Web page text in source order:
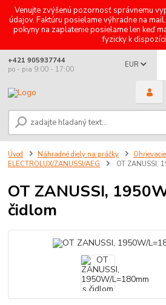
Venujte zvýšenú pozornosť správnemu
údajov. Faktúru posielame výhradne na
pokyny na zaplatenie posielame len keď
fyzicky k
EUR
+421 905937744
po - pia 9:00 - 17:00
Úvod Náhradné diely na práčky
ELECTROLUX/ZANUSSI/AEG
OT ZANUSSI,
OT ZANUSSI,
čidlom